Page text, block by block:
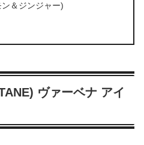
＆ジンジャー)
ヴァーベナ アイ